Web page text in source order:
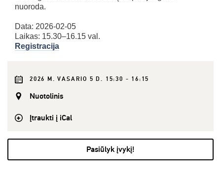
nuoroda.
Data: 2026-02-05
Laikas: 15.30–16.15 val.
Registracija
2026 M. VASARIO 5 D. 15:30 - 16:15
Nuotolinis
Įtraukti į iCal
Pasiūlyk įvykį!